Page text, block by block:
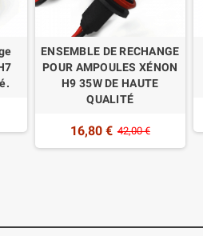
ENSEMBLE DE RECHANGE
POUR AMPOULES XÉNON
H9 35W DE HAUTE
QUALITÉ
16,80 € 42,00 €